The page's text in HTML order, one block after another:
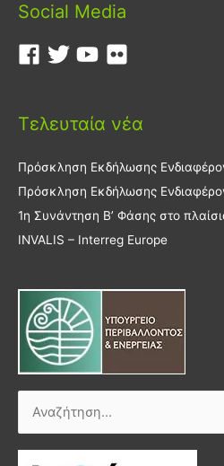
Social Media
Τελευταία νέα
Πρόσκληση Εκδήλωσης
Πρόσκληση Εκδήλωσης
1η Συνάντηση Β’ Φάσης στο
INVALIS – Interreg Europe
Αναζήτηση